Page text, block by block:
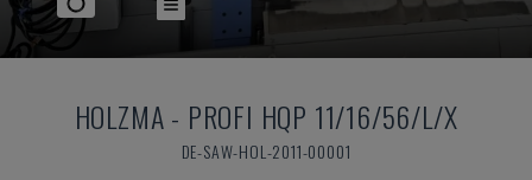
HOLZMA- PROFI HQP 11/16/56/L/X
DE-SAW-HOL-2011-00001